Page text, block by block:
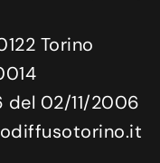
Torino
del 02/11/2006